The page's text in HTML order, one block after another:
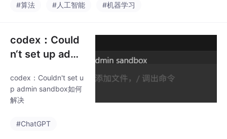
#算法 #人工智能 #机器学习
codex：Could
n‘t set up admi
解决
codex：Couldn't set u
p admin sandbox如何
解决
#ChatGPT